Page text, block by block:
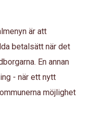
är att
betalsätt när det
En annan
- när ett nytt
möjlighet